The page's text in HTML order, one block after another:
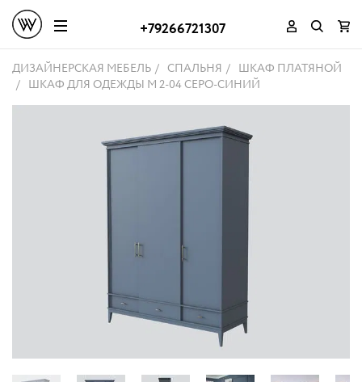
+79266721307
ДИЗАЙНЕРСКАЯ МЕБЕЛЬ СПАЛЬНЯ
ШКАФ ПЛАТЯНОЙ
ШКАФ ДЛЯ ОДЕЖДЫ M 2-04 СЕРО-СИНИЙ